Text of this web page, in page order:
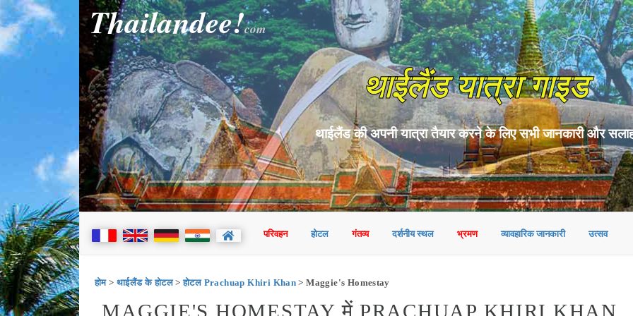
Thailandee!com
थाईलैंड यात्रा गाइड
थाईलैंड की अपनी यात्रा तैयार करने के लिए सभी जानकारी और
परिवहन होटल गंतव्य दर्शनीय स्थल भ्रमण व्यावहारिक जानकारी उत्सव
होम>थाईलैंड के होटल>होटल Prachuap Khiri Khan > Maggie's Homestay
MAGGIE'S HOMESTAY में PRACHUAP KHIRI KHAN